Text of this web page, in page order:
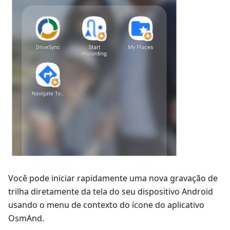
Você pode iniciar rapidamente uma nova gravação de
trilha diretamente da tela do seu dispositivo Android
usando o menu de contexto do ícone do aplicativo
OsmAnd.